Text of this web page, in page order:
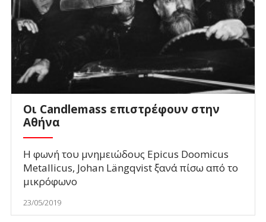
Οι Candlemass επιστρέφουν στην
Αθήνα
Η φωνή του μνημειώδους Epicus Doomicus
Metallicus, Johan Längqvist ξανά πίσω από το
μικρόφωνο
23/05/2019